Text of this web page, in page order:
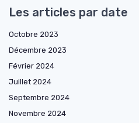
Les articles par date
Octobre 2023
Décembre 2023
Février 2024
Juillet 2024
Septembre 2024
Novembre 2024